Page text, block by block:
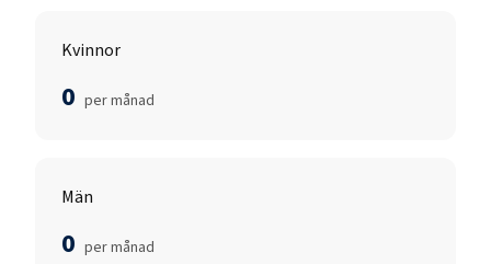
Kvinnor
0 per månad
Män
0 per månad